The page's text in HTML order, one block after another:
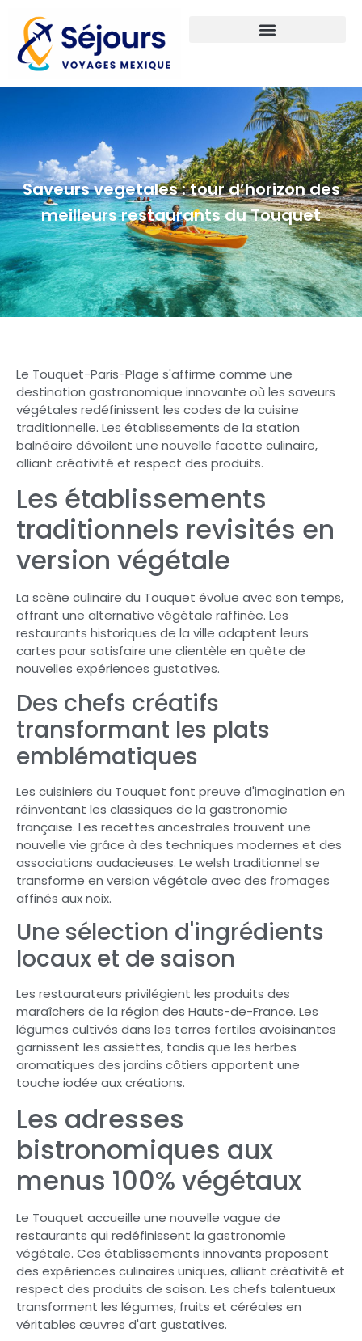
Saveurs vegetales : tour d’horizon des
meilleurs restaurants du Touquet
Le Touquet-Paris-Plage s'affirme comme une
destination gastronomique innovante où les saveurs
végétales redéfinissent les codes de la cuisine
traditionnelle. Les établissements de la station
balnéaire dévoilent une nouvelle facette culinaire,
alliant créativité et respect des produits.
Les établissements
traditionnels revisités en
version végétale
La scène culinaire du Touquet évolue avec son temps,
offrant une alternative végétale raffinée. Les
restaurants historiques de la ville adaptent leurs
cartes pour satisfaire une clientèle en quête de
nouvelles expériences gustatives.
Des chefs créatifs
transformant les plats
emblématiques
Les cuisiniers du Touquet font preuve d'imagination en
réinventant les classiques de la gastronomie
française. Les recettes ancestrales trouvent une
nouvelle vie grâce à des techniques modernes et des
associations audacieuses. Le welsh traditionnel se
transforme en version végétale avec des fromages
affinés aux noix.
Une sélection d'ingrédients
locaux et de saison
Les restaurateurs privilégient les produits des
maraîchers de la région des Hauts-de-France. Les
légumes cultivés dans les terres fertiles avoisinantes
garnissent les assiettes, tandis que les herbes
aromatiques des jardins côtiers apportent une
touche iodée aux créations.
Les adresses
bistronomiques aux
menus 100% végétaux
Le Touquet accueille une nouvelle vague de
restaurants qui redéfinissent la gastronomie
végétale. Ces établissements innovants proposent
des expériences culinaires uniques, alliant créativité et
respect des produits de saison. Les chefs talentueux
transforment les légumes, fruits et céréales en
véritables œuvres d'art gustatives.